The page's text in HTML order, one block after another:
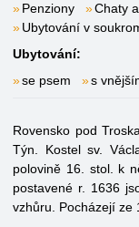
Penziony
Chaty
Ubytování v
Ubytování:
se psem
s
Rovensko pod
Týn. Kostel sv.
polovině 16. stol. k
postavené r. 1636
vzhůru. Pocházejí ze